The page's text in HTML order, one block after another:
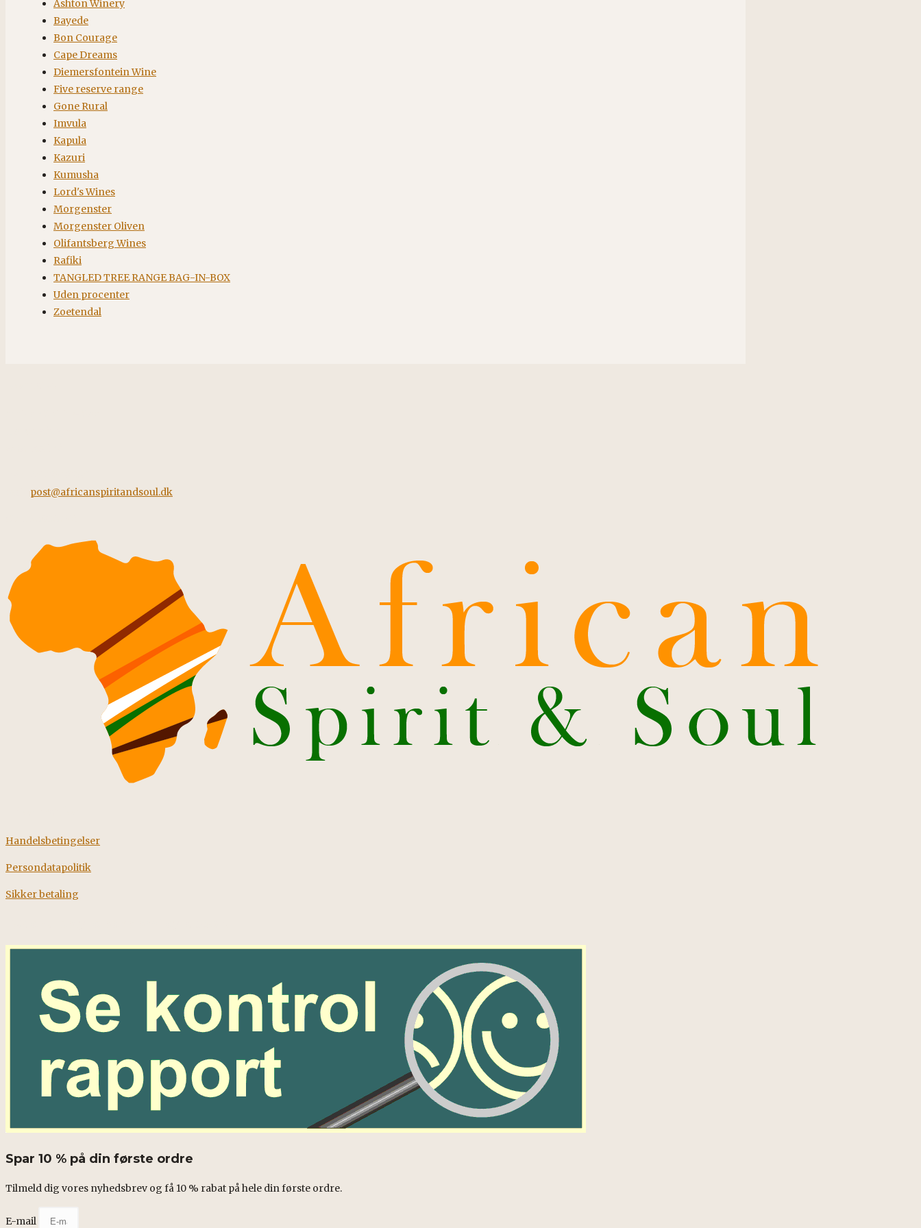
Ashton Winery
Bayede
Bon Courage
Cape Dreams
Diemersfontein Wine
Five reserve range
Gone Rural
Imvula
Kapula
Kazuri
Kumusha
Lord's Wines
Morgenster
Morgenster Oliven
Olifantsberg Wines
Rafiki
TANGLED TREE RANGE BAG-IN-BOX
Uden procenter
Zoetendal
post@africanspiritandsoul.dk
Handelsbetingelser
Persondatapolitik
Sikker betaling
Spar 10 % på din første ordre
Tilmeld dig vores nyhedsbrev og få 10 % rabat på hele din første ordre.
E-mail